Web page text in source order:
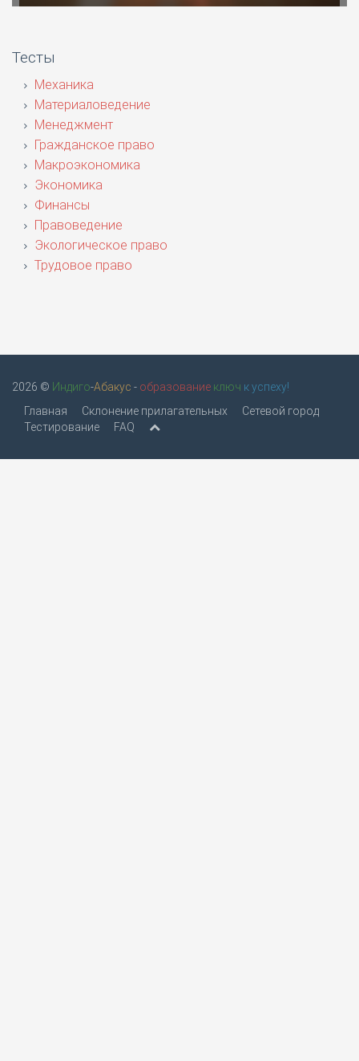
Тесты
Механика
Материаловедение
Менеджмент
Гражданское право
Макроэкономика
Экономика
Финансы
Правоведение
Экологическое право
Трудовое право
2026 © Индиго-Абакус - образование ключ к успеху!
Главная
Склонение прилагательных
Сетевой город
Тестирование
FAQ